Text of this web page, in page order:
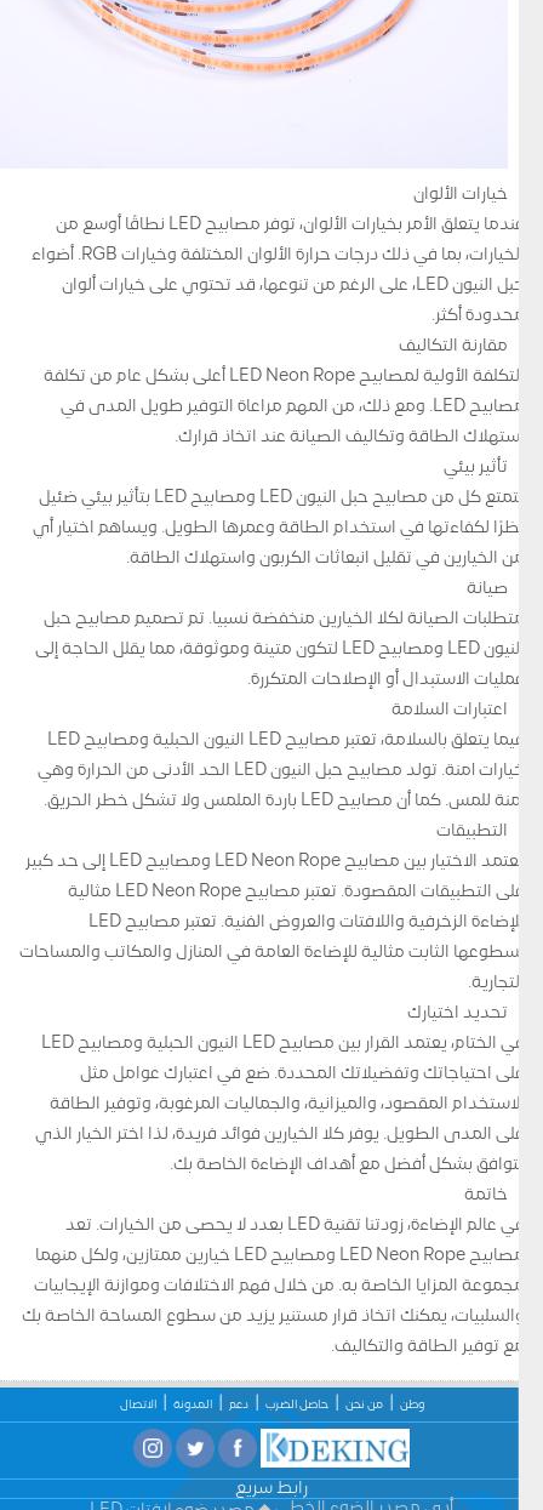
خيارات الألوان
عندما يتعلق الأمر بخيارات الألوان، توفر مصابيح LED نطاقًا أوسع من
الخيارات، بما في ذلك درجات حرارة الألوان المختلفة وخيارات RGB. أضواء
حبل النيون LED، على الرغم من تنوعها، قد تحتوي على خيارات ألوان
محدودة أكثر.
مقارنة التكاليف
التكلفة الأولية لمصابيح LED Neon Rope أعلى بشكل عام من تكلفة
مصابيح LED. ومع ذلك، من المهم مراعاة التوفير طويل المدى في
استهلاك الطاقة وتكاليف الصيانة عند اتخاذ قرارك.
تأثير بيئي
تتمتع كل من مصابيح حبل النيون LED ومصابيح LED بتأثير بيئي ضئيل
نظرًا لكفاءتها في استخدام الطاقة وعمرها الطويل. ويساهم اختيار أي
من الخيارين في تقليل انبعاثات الكربون واستهلاك الطاقة.
صيانة
متطلبات الصيانة لكلا الخيارين منخفضة نسبيا. تم تصميم مصابيح حبل
النيون LED ومصابيح LED لتكون متينة وموثوقة، مما يقلل الحاجة إلى
عمليات الاستبدال أو الإصلاحات المتكررة.
اعتبارات السلامة
فيما يتعلق بالسلامة، تعتبر مصابيح LED النيون الحبلية ومصابيح LED
خيارات آمنة. تولد مصابيح حبل النيون LED الحد الأدنى من الحرارة وهي
آمنة للمس. كما أن مصابيح LED باردة الملمس ولا تشكل خطر الحريق.
التطبيقات
يعتمد الاختيار بين مصابيح LED Neon Rope ومصابيح LED إلى حد كبير
على التطبيقات المقصودة. تعتبر مصابيح LED Neon Rope مثالية
للإضاءة الزخرفية واللافتات والعروض الفنية. تعتبر مصابيح LED
بسطوعها الثابت مثالية للإضاءة العامة في المنازل والمكاتب والمساحات
التجارية.
تحديد اختيارك
في الختام، يعتمد القرار بين مصابيح LED النيون الحبلية ومصابيح LED
على احتياجاتك وتفضيلاتك المحددة. ضع في اعتبارك عوامل مثل
الاستخدام المقصود، والميزانية، والجماليات المرغوبة، وتوفير الطاقة
على المدى الطويل. يوفر كلا الخيارين فوائد فريدة، لذا اختر الخيار الذي
يتوافق بشكل أفضل مع أهداف الإضاءة الخاصة بك.
خاتمة
في عالم الإضاءة، زودتنا تقنية LED بعدد لا يحصى من الخيارات. تعد
مصابيح LED Neon Rope ومصابيح LED خيارين ممتازين، ولكل منهما
مجموعة المزايا الخاصة به. من خلال فهم الاختلافات وموازنة الإيجابيات
والسلبيات، يمكنك اتخاذ قرار مستنير يزيد من سطوع المساحة الخاصة بك
مع توفير الطاقة والتكاليف.
وطن من نحن حاصل الضرب دعم المدونة الاتصال
رابط سريع